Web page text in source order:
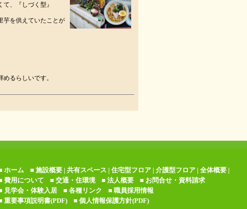
、『しづく型』
芋を供えていたことが
るらしいです。
ホーム ■ 施設概要 | 共有スペース | 住宅型フロア | 介護型フロア | 全体概要 |
費用について ■ 交通・住環境 ■ 法人概要 ■ お問合せ・資料請求
見学会・体験入居 ■ 各種リンク ■ 職員採用情報
重要事項説明書(PDF) ■ 個人情報保護方針(PDF)